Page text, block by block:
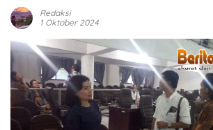
Redaksi
1 Oktober 2024